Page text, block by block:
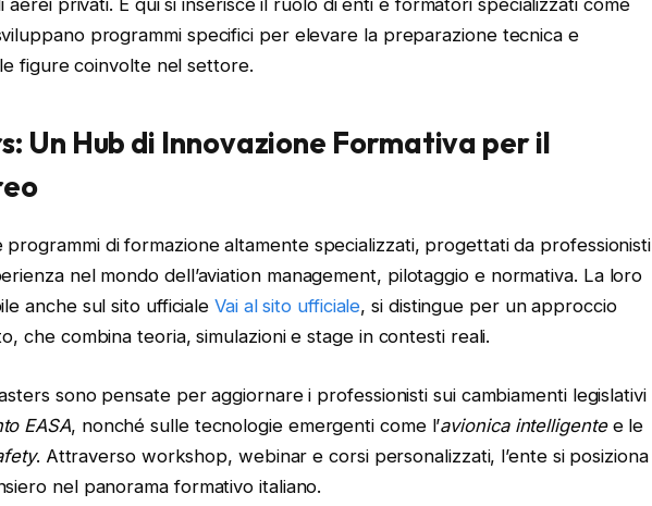
aerei privati. E qui si inserisce il ruolo di enti e formatori specializzati come
programmi specifici per elevare la preparazione tecnica e
figure coinvolte nel settore.
Un Hub di Innovazione Formativa per il
programmi di formazione altamente specializzati, progettati da professionisti
nel mondo dell’aviation management, pilotaggio e normativa. La loro
anche sul sito ufficialeVai al sito ufficiale, si distingue per un approccio
che combina teoria, simulazioni e stage in contesti reali.
sono pensate per aggiornare i professionisti sui cambiamenti legislativi
EASA, nonché sulle tecnologie emergenti come l’avionica intelligentee le
. Attraverso workshop, webinar e corsi personalizzati, l’ente si posiziona
nel panorama formativo italiano.